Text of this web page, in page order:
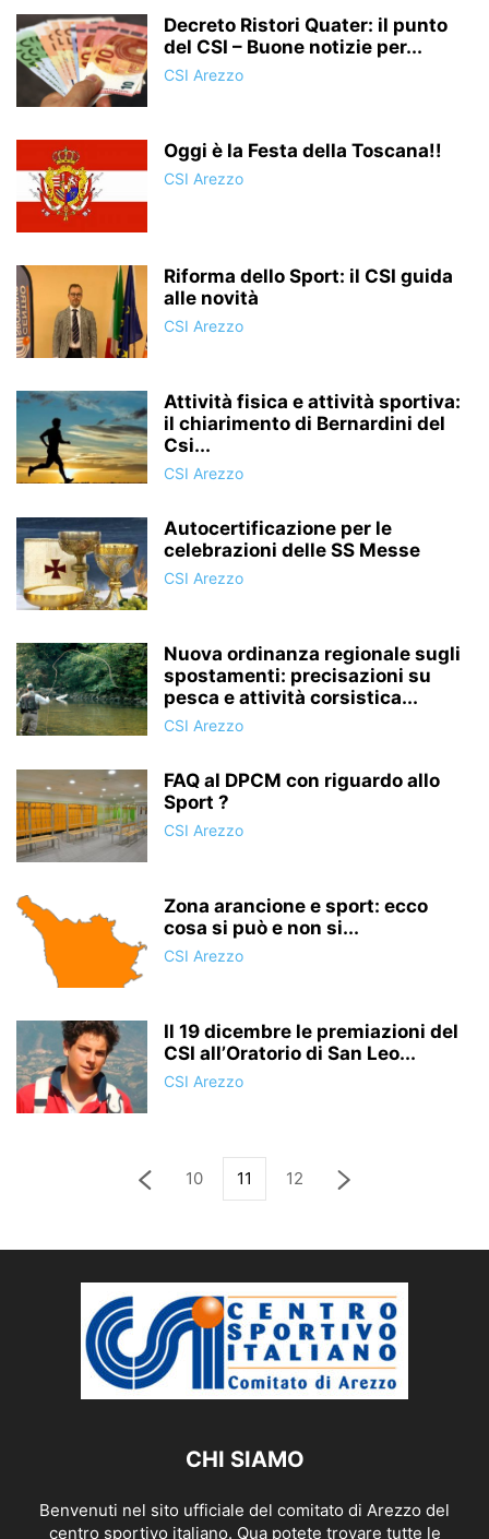
Decreto Ristori Quater: il punto
del CSI – Buone notizie per...
CSI Arezzo
Oggi è la Festa della Toscana!!
CSI Arezzo
Riforma dello Sport: il CSI guida
alle novità
CSI Arezzo
Attività fisica e attività sportiva:
il chiarimento di Bernardini del
Csi...
CSI Arezzo
Autocertificazione per le
celebrazioni delle SS Messe
CSI Arezzo
Nuova ordinanza regionale sugli
spostamenti: precisazioni su
pesca e attività corsistica...
CSI Arezzo
FAQ al DPCM con riguardo allo
Sport ?
CSI Arezzo
Zona arancione e sport: ecco
cosa si può e non si...
CSI Arezzo
Il 19 dicembre le premiazioni del
CSI all’Oratorio di San Leo...
CSI Arezzo
10 11 12
CHI SIAMO
Benvenuti nel sito ufficiale del comitato di Arezzo del
centro sportivo italiano. Qua potete trovare tutte le